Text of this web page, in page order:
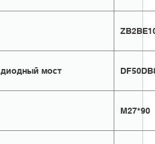
мост
M27*90